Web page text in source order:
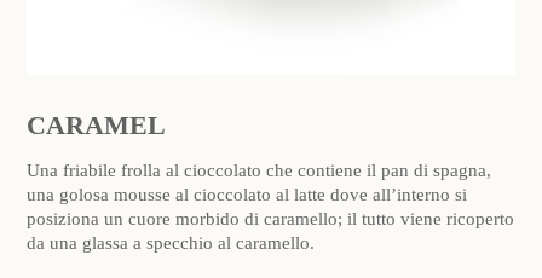
CARAMEL
Una friabile frolla al cioccolato che contiene il pan di spagna,
una golosa mousse al cioccolato al latte dove all’interno si
posiziona un cuore morbido di caramello; il tutto viene ricoperto
da una glassa a specchio al caramello.